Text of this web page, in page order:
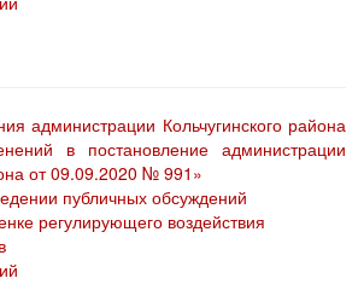
администрации Кольчугинского района
в постановление администрации
от 09.09.2020 № 991»
публичных обсуждений
регулирующего воздействия